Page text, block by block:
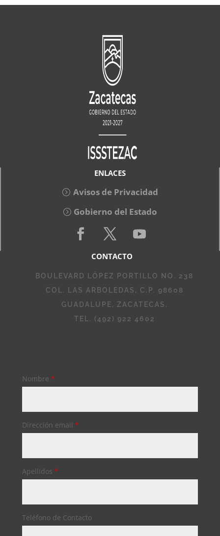
ENLACES
Avisos de Privacidad
Gobierno del Estado
CONTACTO
BOULEVARD LÓPEZ PORTILLO NO. 238
COL. LAS ARBOLEDAS, C.P. 98608
GUADALUPE, ZACATECAS.
TEL. (492) 922 4602
Nombre *
Dirección email *
Apellidos *
Teléfono de Contacto